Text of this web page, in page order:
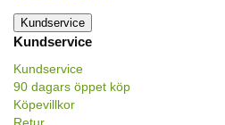
Kundservice
Kundservice
Kundservice
90 dagars öppet köp
Köpevillkor